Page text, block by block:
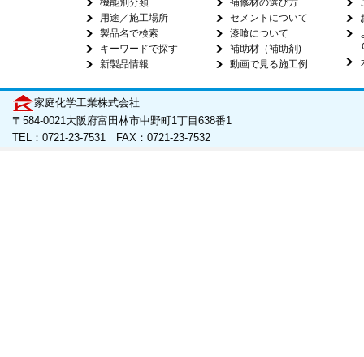
機能別分類
用途／施工場所
製品名で検索
キーワードで探す
新製品情報
補修材の選び方
セメントについて
漆喰について
補助材（補助剤)
動画で見る施工例
家庭化学工業株式会社
〒584-0021大阪府富田林市中野町1丁目638番1
TEL：0721-23-7531 FAX：0721-23-7532